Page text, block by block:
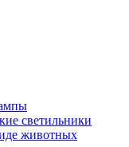
светильники
животных